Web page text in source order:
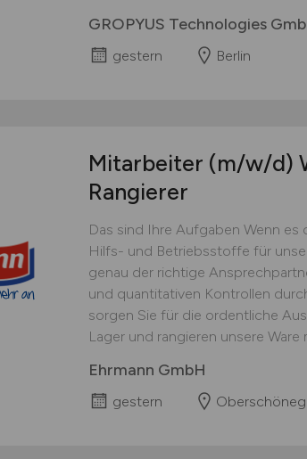
GROPYUS Technologies
gestern Berlin
Mitarbeiter (m/w/d)
Rangierer
Das sind Ihre Aufgaben Wenn
Hilfs- und Betriebsstoffe für
genau der richtige
und quantitativen Kontrollen
sorgen Sie für die ordentliche
Lager und rangieren unsere Ware
Ehrmann GmbH
gestern